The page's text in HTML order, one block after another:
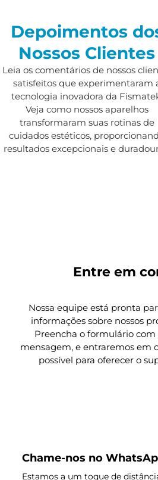
Depoimentos
Nossos Clientes
Leia os comentários de nossos
satisfeitos que experimentaram
tecnologia inovadora da
Veja como nossos aparelhos
transformaram suas rotinas de
cuidados estéticos,
resultados excepcionais e
Entre em
Nossa equipe está pronta
informações sobre nossos
Preencha o formulário com
mensagem, e entraremos em
possível para oferecer o
Chame-nos no
Estamos a um toque de